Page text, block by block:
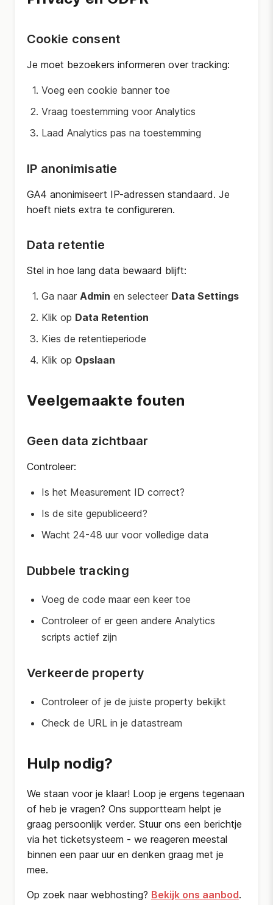
Cookie consent
Je moet bezoekers informeren over tracking:
Voeg een cookie banner toe
Vraag toestemming voor Analytics
Laad Analytics pas na toestemming
IP anonimisatie
GA4 anonimiseert IP-adressen standaard. Je
hoeft niets extra te configureren.
Data retentie
Stel in hoe lang data bewaard blijft:
Ga naar Admin en selecteer Data Settings
Klik op Data Retention
Kies de retentieperiode
Klik op Opslaan
Veelgemaakte fouten
Geen data zichtbaar
Controleer:
Is het Measurement ID correct?
Is de site gepubliceerd?
Wacht 24-48 uur voor volledige data
Dubbele tracking
Voeg de code maar een keer toe
Controleer of er geen andere Analytics
scripts actief zijn
Verkeerde property
Controleer of je de juiste property bekijkt
Check de URL in je datastream
Hulp nodig?
We staan voor je klaar! Loop je ergens tegenaan
of heb je vragen? Ons supportteam helpt je
graag persoonlijk verder. Stuur ons een berichtje
via het ticketsysteem - we reageren meestal
binnen een paar uur en denken graag met je
mee.
Op zoek naar webhosting? Bekijk ons aanbod.